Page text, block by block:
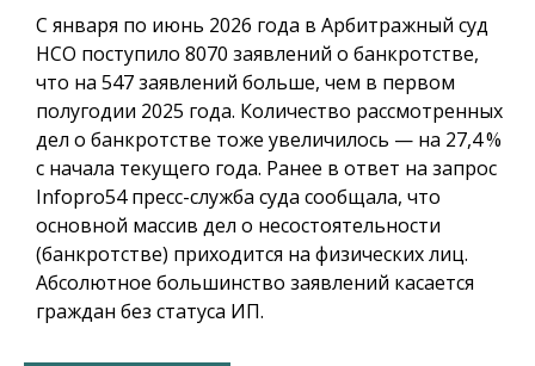
С января по июнь 2026 года в Арбитражный суд
НСО поступило 8070 заявлений о банкротстве,
что на 547 заявлений больше, чем в первом
полугодии 2025 года. Количество рассмотренных
дел о банкротстве тоже увеличилось — на 27,4 %
с начала текущего года. Ранее в ответ на запрос
Infopro54 пресс-служба суда сообщала, что
основной массив дел о несостоятельности
(банкротстве) приходится на физических лиц.
Абсолютное большинство заявлений касается
граждан без статуса ИП.